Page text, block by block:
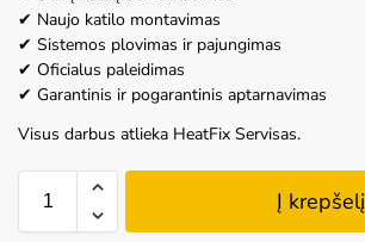
✔ Naujo katilo montavimas
✔ Sistemos plovimas ir pajungimas
✔ Oficialus paleidimas
✔ Garantinis ir pogarantinis aptarnavimas
Visus darbus atlieka HeatFix Servisas.
Į krepšelį